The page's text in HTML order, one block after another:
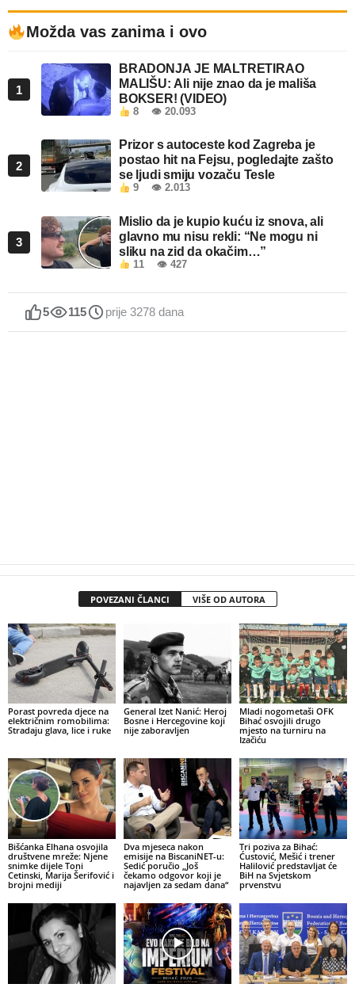
Možda vas zanima i ovo
1
BRADONJA JE MALTRETIRAO
MALIŠU: Ali nije znao da je mališa
BOKSER! (VIDEO)
8 👁 20.093
2
Prizor s autoceste kod Zagreba je
postao hit na Fejsu, pogledajte zašto
se ljudi smiju vozaču Tesle
9 👁 2.013
3
Mislio da je kupio kuću iz snova, ali
glavno mu nisu rekli: “Ne mogu ni
sliku na zid da okačim…”
11 👁 427
5 115 prije 3278 dana
POVEZANI ČLANCI VIŠE OD AUTORA
Porast povreda djece na
električnim romobilima:
Stradaju glava, lice i ruke
General Izet Nanić: Heroj
Bosne i Hercegovine koji
nije zaboravljen
Mladi nogometaši OFK
Bihać osvojili drugo
mjesto na turniru na
Izačiću
Bišćanka Elhana osvojila
društvene mreže: Njene
snimke dijele Toni
Cetinski, Marija Šerifović i
brojni mediji
Dva mjeseca nakon
emisije na BiscaniNET-u:
Sedić poručio „Još
čekamo odgovor koji je
najavljen za sedam dana“
Tri poziva za Bihać:
Ćustović, Mešić i trener
Halilović predstavljat će
BiH na Svjetskom
prvenstvu